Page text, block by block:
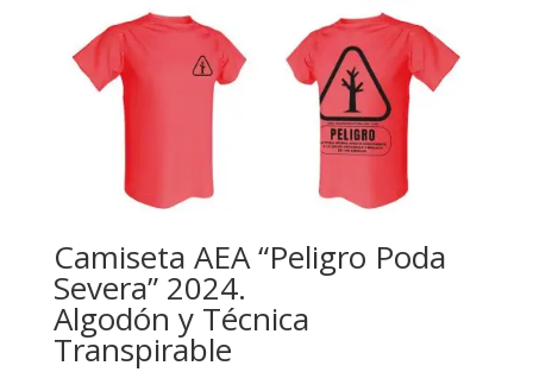
Camiseta AEA “Peligro Poda
Severa” 2024.
Algodón y Técnica
Transpirable